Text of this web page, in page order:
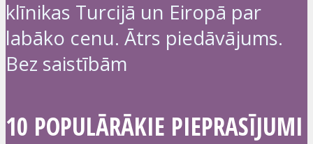
klīnikas Turcijā un Eiropā par
labāko cenu. Ātrs piedāvājums.
Bez saistībām
10 POPULĀRĀKIE PIEPRASĪJUMI